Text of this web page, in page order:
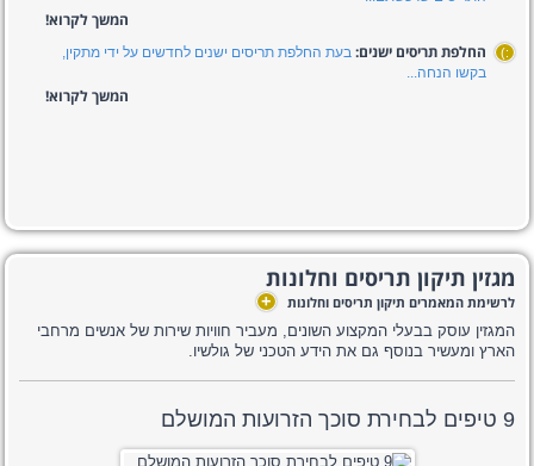
המשך לקרוא!
:) החלפת תריסים ישנים: בעת החלפת תריסים ישנים לחדשים על ידי מתקין,
בקשו הנחה...
המשך לקרוא!
מגזין תיקון תריסים וחלונות
לרשימת המאמרים תיקון תריסים וחלונות +
המגזין עוסק בבעלי המקצוע השונים, מעביר חוויות שירות של אנשים מרחבי
הארץ ומעשיר בנוסף גם את הידע הטכני של גולשיו.
9 טיפים לבחירת סוכך הזרועות המושלם